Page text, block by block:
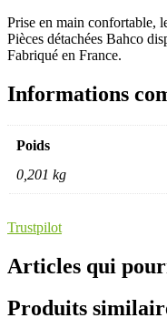
Prise en main confortable,
Pièces détachées Bahco
Fabriqué en France.
Informations
Poids
0,201 kg
Trustpilot
Articles qui
Produits